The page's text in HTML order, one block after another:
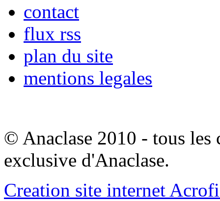
contact
flux rss
plan du site
mentions legales
© Anaclase 2010 - tous les
exclusive d'Anaclase.
Creation site internet